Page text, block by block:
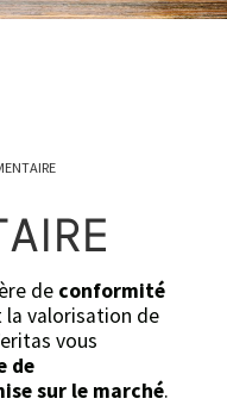
de conformité
la valorisation de
vous
de
sur le marché.